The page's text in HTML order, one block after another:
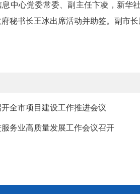
息中心党委常委、副主任卞凌，新华
秘书长王冰出席活动并助签。副市
开全市项目建设工作推进会议
务业高质量发展工作会议召开